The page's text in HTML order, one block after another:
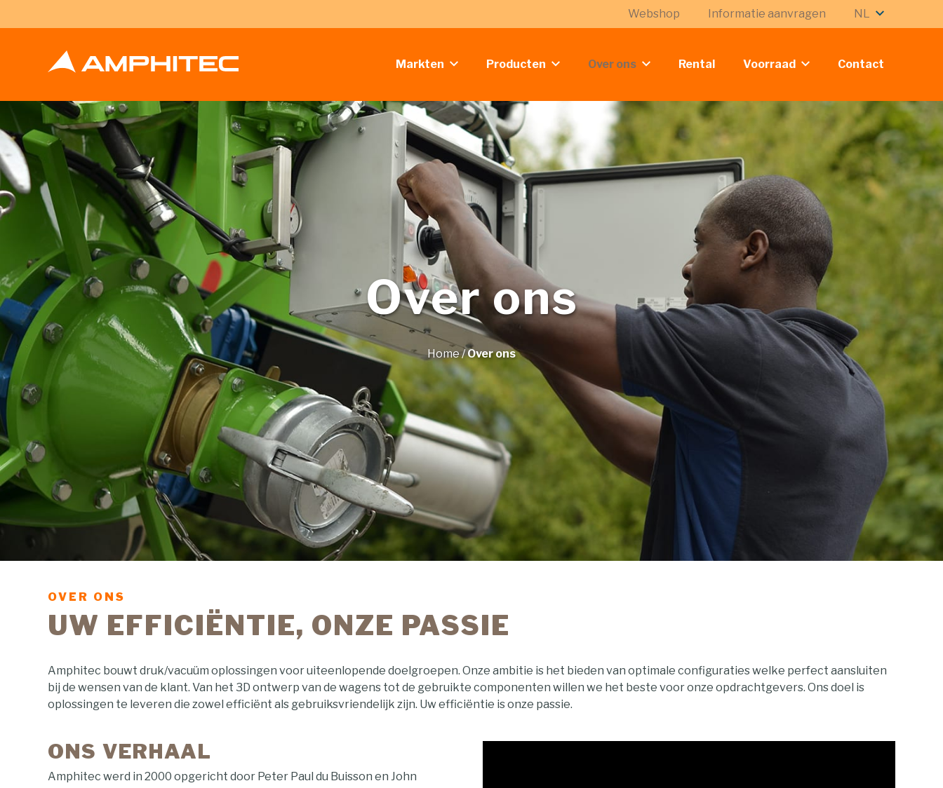
Markten Producten Over ons Rental Voorraad Contact
Webshop Informatie aanvragen NL
Over ons
Home/Over ons
OVER ONS
UW EFFICIËNTIE, ONZE PASSIE
Amphitec bouwt druk/vacuüm oplossingen voor uiteenlopende doelgroepen. Onze ambitie is het bieden van optimale configuraties welke perfect aansluiten
bij de wensen van de klant. Van het 3D ontwerp van de wagens tot de gebruikte componenten willen we het beste voor onze opdrachtgevers. Ons doel is
oplossingen te leveren die zowel efficiënt als gebruiksvriendelijk zijn. Uw efficiëntie is onze passie.
ONS VERHAAL
Amphitec werd in 2000 opgericht door Peter Paul du Buisson en John